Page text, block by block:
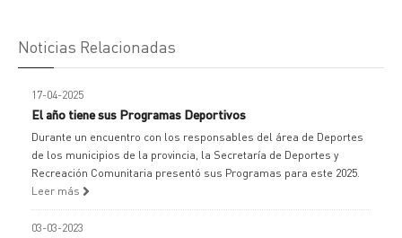
Noticias Relacionadas
17-04-2025
El año tiene sus Programas Deportivos
Durante un encuentro con los responsables del área de Deportes
de los municipios de la provincia, la Secretaría de Deportes y
Recreación Comunitaria presentó sus Programas para este 2025.
Leer más
03-03-2023